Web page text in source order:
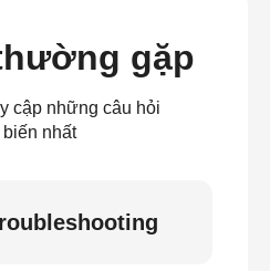
gặp
cập những câu hỏi
biến nhất